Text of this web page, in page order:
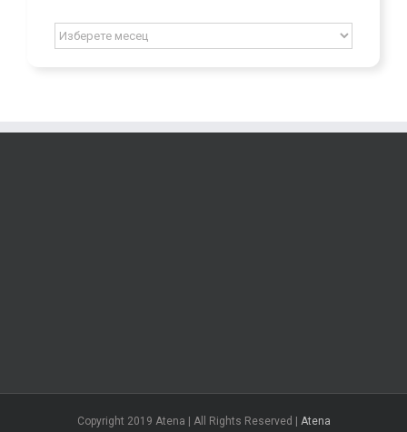
Archív
Copyright 2019 Atena | All Rights Reserved | Atena